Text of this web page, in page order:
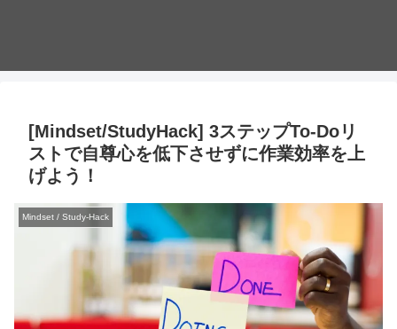
[Mindset/StudyHack] 3ステップTo-Doリ
ストで自尊心を低下させずに作業効率を上
げよう！
Mindset / Study-Hack